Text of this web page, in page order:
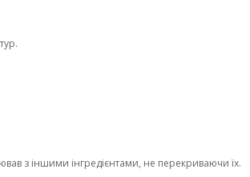
з іншими інгредієнтами, не перекриваючи їх.